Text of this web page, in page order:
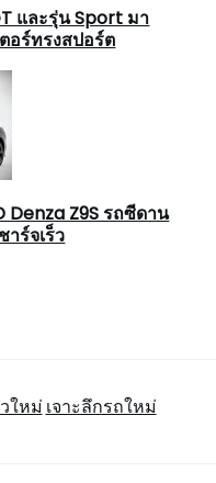
และรุ่น Sport มา
อร์ทรงสปอร์ต
Denza Z9S รถซีดาน
าร์จเร็ว
ใหม่ เจาะลึกรถใหม่